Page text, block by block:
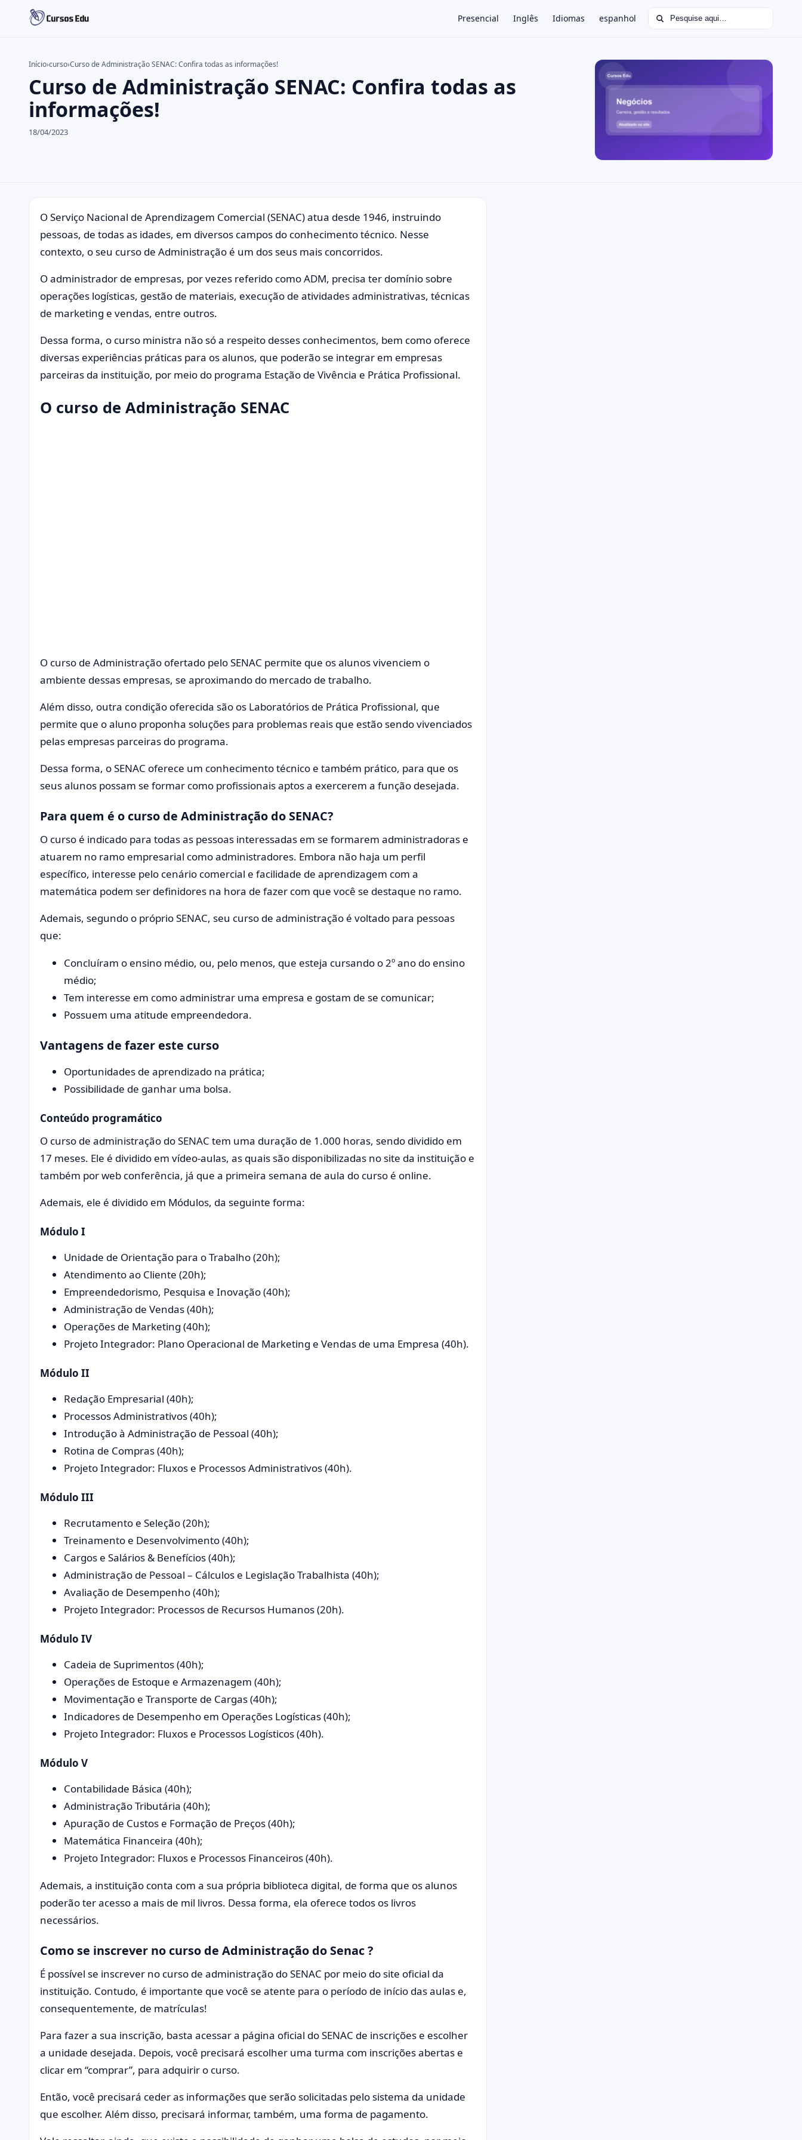
Presencial Inglês Idiomas espanhol Buscar por:
Buscar no site ×
Buscar por:
Pressione Enter para buscar ou ESC para fechar.
Início›curso›Curso de Administração SENAC: Confira todas as informações!
Curso de Administração SENAC: Confira todas as
informações!
18/04/2023
O Serviço Nacional de Aprendizagem Comercial (SENAC) atua desde 1946, instruindo
pessoas, de todas as idades, em diversos campos do conhecimento técnico. Nesse
contexto, o seu curso de Administração é um dos seus mais concorridos.
O administrador de empresas, por vezes referido como ADM, precisa ter domínio sobre
operações logísticas, gestão de materiais, execução de atividades administrativas, técnicas
de marketing e vendas, entre outros.
Dessa forma, o curso ministra não só a respeito desses conhecimentos, bem como oferece
diversas experiências práticas para os alunos, que poderão se integrar em empresas
parceiras da instituição, por meio do programa Estação de Vivência e Prática Profissional.
O curso de Administração SENAC
O curso de Administração ofertado pelo SENAC permite que os alunos vivenciem o
ambiente dessas empresas, se aproximando do mercado de trabalho.
Além disso, outra condição oferecida são os Laboratórios de Prática Profissional, que
permite que o aluno proponha soluções para problemas reais que estão sendo vivenciados
pelas empresas parceiras do programa.
Dessa forma, o SENAC oferece um conhecimento técnico e também prático, para que os
seus alunos possam se formar como profissionais aptos a exercerem a função desejada.
Para quem é o curso de Administração do SENAC?
O curso é indicado para todas as pessoas interessadas em se formarem administradoras e
atuarem no ramo empresarial como administradores. Embora não haja um perfil
específico, interesse pelo cenário comercial e facilidade de aprendizagem com a
matemática podem ser definidores na hora de fazer com que você se destaque no ramo.
Ademais, segundo o próprio SENAC, seu curso de administração é voltado para pessoas
que:
Concluíram o ensino médio, ou, pelo menos, que esteja cursando o 2º ano do ensino
médio;
Tem interesse em como administrar uma empresa e gostam de se comunicar;
Possuem uma atitude empreendedora.
Vantagens de fazer este curso
Oportunidades de aprendizado na prática;
Possibilidade de ganhar uma bolsa.
Conteúdo programático
O curso de administração do SENAC tem uma duração de 1.000 horas, sendo dividido em
17 meses. Ele é dividido em vídeo-aulas, as quais são disponibilizadas no site da instituição e
também por web conferência, já que a primeira semana de aula do curso é online.
Ademais, ele é dividido em Módulos, da seguinte forma:
Módulo I
Unidade de Orientação para o Trabalho (20h);
Atendimento ao Cliente (20h);
Empreendedorismo, Pesquisa e Inovação (40h);
Administração de Vendas (40h);
Operações de Marketing (40h);
Projeto Integrador: Plano Operacional de Marketing e Vendas de uma Empresa (40h).
Módulo II
Redação Empresarial (40h);
Processos Administrativos (40h);
Introdução à Administração de Pessoal (40h);
Rotina de Compras (40h);
Projeto Integrador: Fluxos e Processos Administrativos (40h).
Módulo III
Recrutamento e Seleção (20h);
Treinamento e Desenvolvimento (40h);
Cargos e Salários & Benefícios (40h);
Administração de Pessoal – Cálculos e Legislação Trabalhista (40h);
Avaliação de Desempenho (40h);
Projeto Integrador: Processos de Recursos Humanos (20h).
Módulo IV
Cadeia de Suprimentos (40h);
Operações de Estoque e Armazenagem (40h);
Movimentação e Transporte de Cargas (40h);
Indicadores de Desempenho em Operações Logísticas (40h);
Projeto Integrador: Fluxos e Processos Logísticos (40h).
Módulo V
Contabilidade Básica (40h);
Administração Tributária (40h);
Apuração de Custos e Formação de Preços (40h);
Matemática Financeira (40h);
Projeto Integrador: Fluxos e Processos Financeiros (40h).
Ademais, a instituição conta com a sua própria biblioteca digital, de forma que os alunos
poderão ter acesso a mais de mil livros. Dessa forma, ela oferece todos os livros
necessários.
Como se inscrever no curso de Administração do Senac ?
É possível se inscrever no curso de administração do SENAC por meio do site oficial da
instituição. Contudo, é importante que você se atente para o período de início das aulas e,
consequentemente, de matrículas!
Para fazer a sua inscrição, basta acessar a página oficial do SENAC de inscrições e escolher
a unidade desejada. Depois, você precisará escolher uma turma com inscrições abertas e
clicar em “comprar”, para adquirir o curso.
Então, você precisará ceder as informações que serão solicitadas pelo sistema da unidade
que escolher. Além disso, precisará informar, também, uma forma de pagamento.